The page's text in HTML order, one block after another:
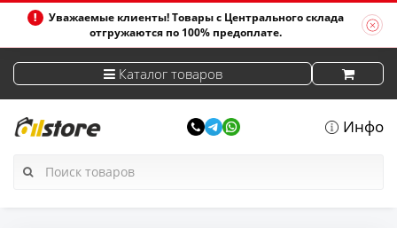
Уважаемые клиенты! Товары с Центрального склада
отгружаются по 100% предоплате.
Каталог товаров
Инфо